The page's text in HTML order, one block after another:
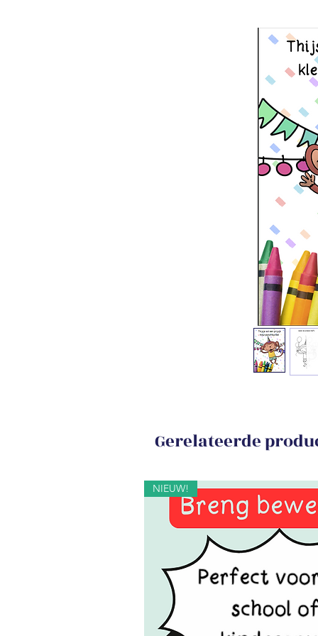
Gerelateerde
NIEUW!